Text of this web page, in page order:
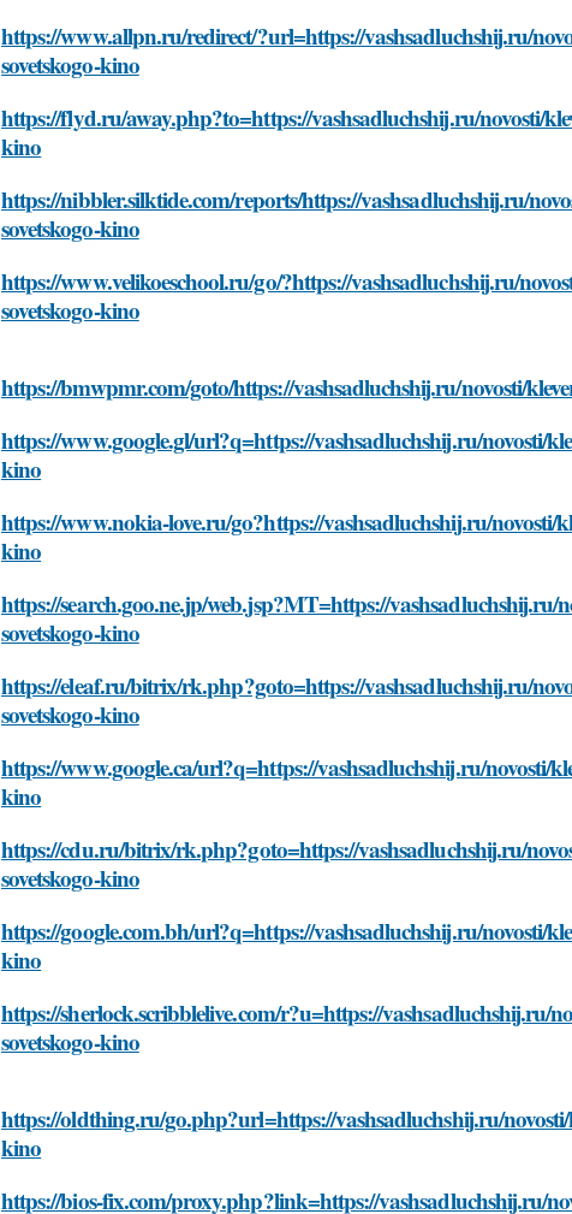
https://www.allpn.ru/redirect/?url=https://vashsadluchshij.ru/
sovetskogo-kino
https://flyd.ru/away.php?to=https://vashsadluchshij.ru/novosti/
kino
https://nibbler.silktide.com/reports/https://vashsadluchshij.ru/
sovetskogo-kino
https://www.velikoeschool.ru/go/?https://vashsadluchshij.ru/
sovetskogo-kino
https://bmwpmr.com/goto/https://vashsadluchshij.ru/novosti/
https://www.google.gl/url?q=https://vashsadluchshij.ru/novosti/
kino
https://www.nokia-love.ru/go?https://vashsadluchshij.ru/novosti/
kino
https://search.goo.ne.jp/web.jsp?MT=https://
sovetskogo-kino
https://eleaf.ru/bitrix/rk.php?goto=https://vashsadluchshij.ru/
sovetskogo-kino
https://www.google.ca/url?q=https://vashsadluchshij.ru/novosti/
kino
https://cdu.ru/bitrix/rk.php?goto=https://vashsadluchshij.ru/
sovetskogo-kino
https://google.com.bh/url?q=https://vashsadluchshij.ru/novosti/
kino
https://sherlock.scribblelive.com/r?u=https://vashsadluchshij.ru/
sovetskogo-kino
https://oldthing.ru/go.php?url=https://vashsadluchshij.ru/
kino
https://bios-fix.com/proxy.php?link=https://vashsadluchshij.ru/